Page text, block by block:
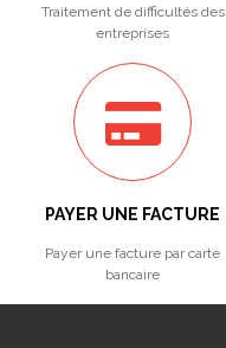
Traitement de difficultés des
entreprises
PAYER UNE FACTURE
Payer une facture par carte
bancaire